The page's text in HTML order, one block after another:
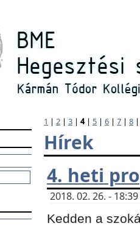
1 | 2 | 3 | 4| 5 | 6 | 7 | 8
Hírek
4. heti
2018. 02. 26. -
Kedden a